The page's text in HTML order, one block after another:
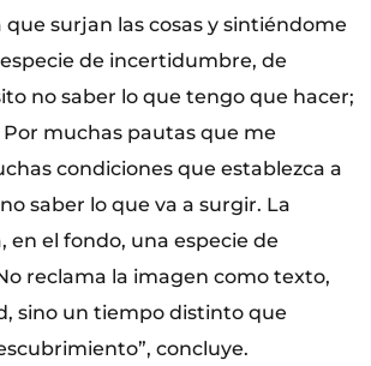
surjan las cosas y sintiéndome
de incertidumbre, de
no saber lo que tengo que hacer;
Por muchas pautas que me
condiciones que establezca a
saber lo que va a surgir. La
en el fondo, una especie de
reclama la imagen como texto,
sino un tiempo distinto que
concluye.